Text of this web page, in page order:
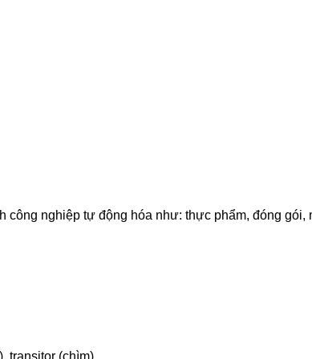
nghiệp tự động hóa như: thực phẩm, đóng gói,
transitor (chìm)